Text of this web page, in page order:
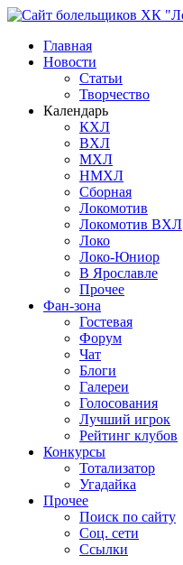
Главная
Новости
Статьи
Творчество
Календарь
КХЛ
ВХЛ
МХЛ
НМХЛ
Сборная
Локомотив
Локомотив ВХЛ
Локо
Локо-Юниор
В Ярославле
Прочее
Фан-зона
Гостевая
Форум
Чат
Блоги
Галереи
Голосования
Лучший игрок
Рейтинг клубов
Конкурсы
Тотализатор
Угадайка
Прочее
Поиск по сайту
Соц. сети
Ссылки